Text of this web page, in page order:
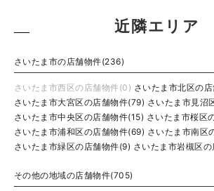
近隣エリア
さいたま市の店舗物件(236)
さいたま市西区の店舗物件(0) さいたま市北区の
さいたま市大宮区の店舗物件(79) さいたま市見沼
さいたま市中央区の店舗物件(15) さいたま市桜区
さいたま市浦和区の店舗物件(69) さいたま市南区
さいたま市緑区の店舗物件(9) さいたま市岩槻区
その他の地域の店舗物件(705)